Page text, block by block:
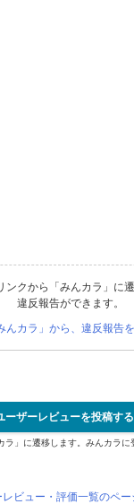
ンクから「みんカラ」に遷
違反報告ができます。
んカラ」から、違反報告
ーザーレビューを投稿する
」に遷移します。みんカラに
ビュー・評価一覧のペー